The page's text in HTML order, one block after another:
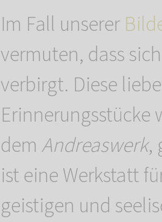
Im Fall unserer
vermuten, dass
verbirgt. Diese
Erinnerungsstücke
dem Andreaswerk,
ist eine Werkstatt
geistigen und